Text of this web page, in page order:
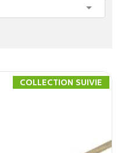

COLLECTION SUIVIE